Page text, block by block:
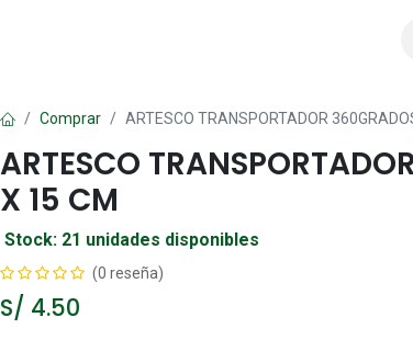
Comprar ARTESCO TRANSPORTADOR
ARTESCO
X 15 CM
Stock: 21 unidades disponibles
(0 reseña)
S/ 4.50